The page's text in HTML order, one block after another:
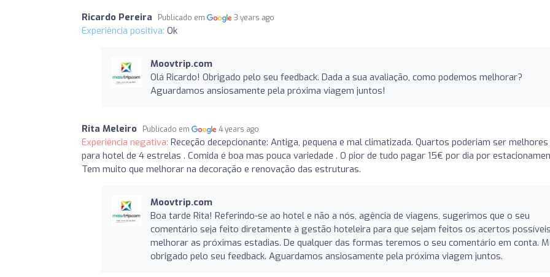
Ricardo Pereira Publicado em 3 years ago
Experiência positiva: Ok
Moovtrip.com
Olá Ricardo! Obrigado pelo seu feedback. Dada a sua avaliação, como podemos melhorar?
Aguardamos ansiosamente pela próxima viagem juntos!
Rita Meleiro Publicado em 4 years ago
Experiência negativa: Receção decepcionante: Antiga, pequena e mal climatizada. Quartos poderiam ser melhores
para hotel de 4 estrelas . Comida é boa mas pouca variedade . O pior de tudo pagar 15€ por dia por
Tem muito que melhorar na decoração e renovação das estruturas.
Moovtrip.com
Boa tarde Rita! Referindo-se ao hotel e não a nós, agência de viagens, sugerimos que o seu
comentário seja feito diretamente à gestão hoteleira para que sejam feitos os acertos
melhorar as próximas estadias. De qualquer das formas teremos o seu comentário em conta.
obrigado pelo seu feedback. Aguardamos ansiosamente pela próxima viagem juntos.